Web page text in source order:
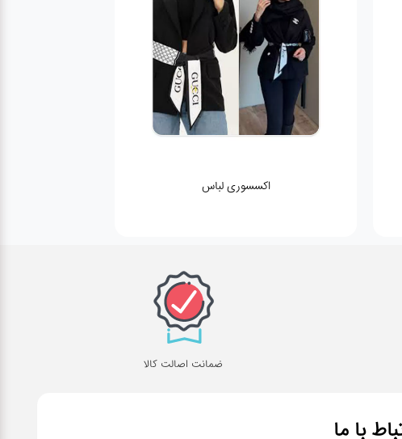
اکسسوری لباس
ضمانت اصالت کالا
با ما